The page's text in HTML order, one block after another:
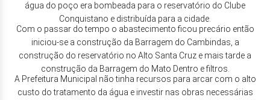
água do poço era bombeada para o reservatório do Clube
Conquistano e distribuída para a cidade.
Com o passar do tempo o abastecimento ficou precário então
iniciou-se a construção da Barragem do Cambindas, a
construção do reservatório no Alto Santa Cruz e mais tarde a
construção da Barragem do Mato Dentro e filtros.
A Prefeitura Municipal não tinha recursos para arcar com o alto
custo do tratamento da água e investir nas obras necessárias